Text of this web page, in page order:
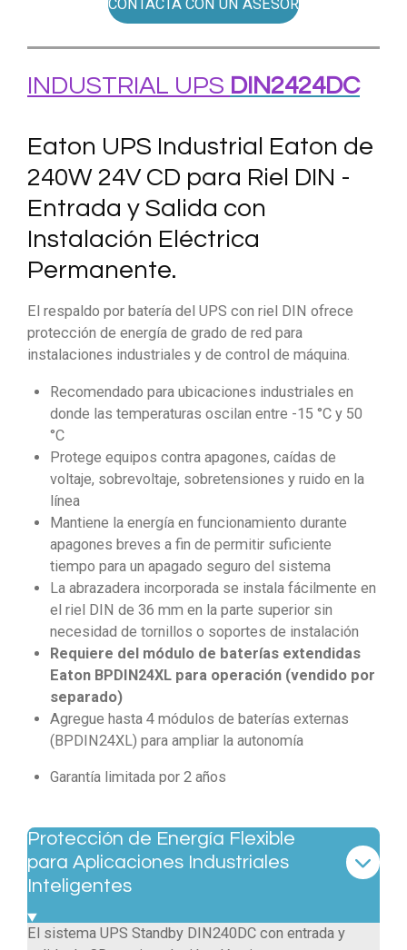
CONTACTA CON UN ASESOR
INDUSTRIAL UPS DIN2424DC
Eaton UPS Industrial Eaton de
240W 24V CD para Riel DIN -
Entrada y Salida con
Instalación Eléctrica
Permanente.
El respaldo por batería del UPS con riel DIN ofrece
protección de energía de grado de red para
instalaciones industriales y de control de máquina.
Recomendado para ubicaciones industriales en
donde las temperaturas oscilan entre -15 °C y 50
°C
Protege equipos contra apagones, caídas de
voltaje, sobrevoltaje, sobretensiones y ruido en la
línea
Mantiene la energía en funcionamiento durante
apagones breves a fin de permitir suficiente
tiempo para un apagado seguro del sistema
La abrazadera incorporada se instala fácilmente en
el riel DIN de 36 mm en la parte superior sin
necesidad de tornillos o soportes de instalación
Requiere del módulo de baterías extendidas
Eaton BPDIN24XL para operación (vendido por
separado)
Agregue hasta 4 módulos de baterías externas
(BPDIN24XL) para ampliar la autonomía
Garantía limitada por 2 años
Protección de Energía Flexible
para Aplicaciones Industriales
Inteligentes
El sistema UPS Standby DIN240DC con entrada y